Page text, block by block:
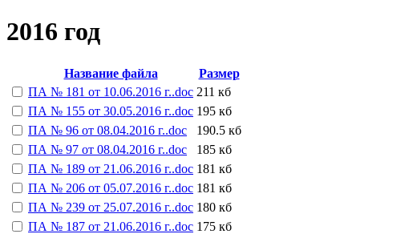
2016 год
Название файла
Размер
ПА № 181 от 10.06.2016 г..doc 211 кб
ПА № 155 от 30.05.2016 г..doc 195 кб
ПА № 96 от 08.04.2016 г..doc
190.5 кб
ПА № 97 от 08.04.2016 г..doc
185 кб
ПА № 189 от 21.06.2016 г..doc 181 кб
ПА № 206 от 05.07.2016 г..doc 181 кб
ПА № 239 от 25.07.2016 г..doc 180 кб
ПА № 187 от 21.06.2016 г..doc 175 кб